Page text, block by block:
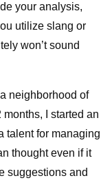
your analysis,
utilize slang or
won’t sound
neighborhood of
I started an
talent for managing
thought even if it
suggestions and